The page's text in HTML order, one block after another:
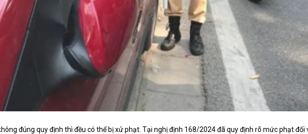
đúng quy định thì đều có thể bị xử phạt. Tại nghị định 168/2024 đã quy định rõ mức phạt đối